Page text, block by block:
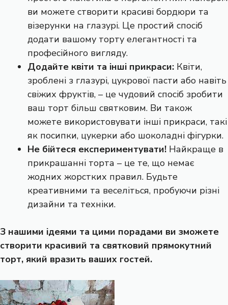
ви можете створити красиві бордюри та
візерунки на глазурі. Це простий спосіб
додати вашому торту елегантності та
професійного вигляду.
Додайте квіти та інші прикраси: Квіти,
зроблені з глазурі, цукрової пасти або навіть
свіжих фруктів, – це чудовий спосіб зробити
ваш торт більш святковим. Ви також
можете використовувати інші прикраси, такі
як посипки, цукерки або шоколадні фігурки.
Не бійтеся експериментувати! Найкраще в
прикрашанні торта – це те, що немає
жодних жорстких правил. Будьте
креативними та веселіться, пробуючи різні
дизайни та техніки.
З нашими ідеями та цими порадами ви зможете
створити красивий та святковий прямокутний
торт, який вразить ваших гостей.